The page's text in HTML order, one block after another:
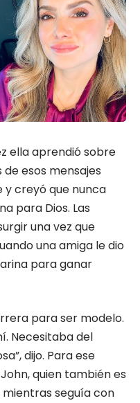
ella aprendió sobre
esos mensajes
y creyó que nunca
para Dios. Las
una vez que
una amiga le dio
para ganar
para ser modelo.
Necesitaba del
dijo. Para ese
quien también es
seguía con